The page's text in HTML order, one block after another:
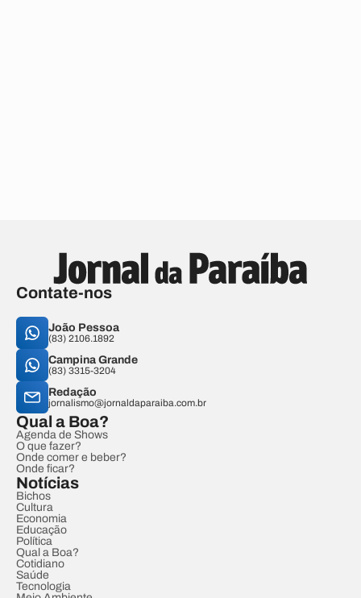
Contate-nos
João Pessoa
(83) 2106.1892
Campina Grande
(83) 3315-3204
Redação
jornalismo@jornaldaparaiba.com.br
Qual a Boa?
Agenda de Shows
O que fazer?
Onde comer e beber?
Onde ficar?
Notícias
Bichos
Cultura
Economia
Educação
Política
Qual a Boa?
Cotidiano
Saúde
Tecnologia